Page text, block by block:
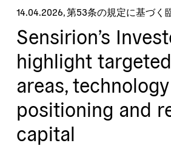
14.04.2026,第53条の規定に基づく
Sensirion’s
highlight
areas, technology
positioning and
capital